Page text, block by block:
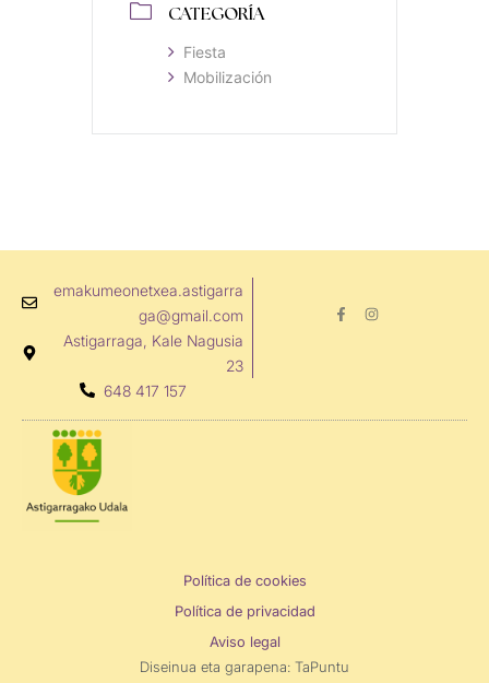
CATEGORÍA
Fiesta
Mobilización
F
a
-
I
n
m
emakumeonetxea.astigarra
ga@gmail.com
Astigarraga, Kale Nagusia
23
648 417 157
Política de cookies
Política de privacidad
Aviso legal
Diseinua eta garapena: TaPuntu